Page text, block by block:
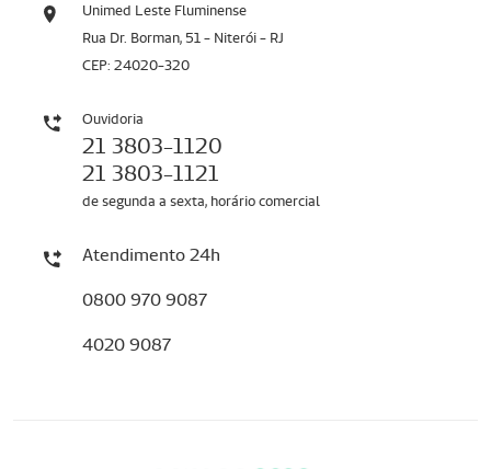
Unimed Leste Fluminense
Rua Dr. Borman, 51 - Niterói - RJ
CEP: 24020-320
Ouvidoria
21 3803-1120
21 3803-1121
de segunda a sexta, horário comercial
Atendimento 24h
0800 970 9087
4020 9087